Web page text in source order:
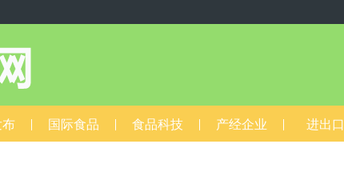
国际食品 食品科技 产经企业 进出口